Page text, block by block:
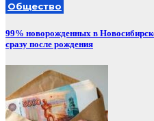
Общество
99% новорожденных в
сразу после рождения